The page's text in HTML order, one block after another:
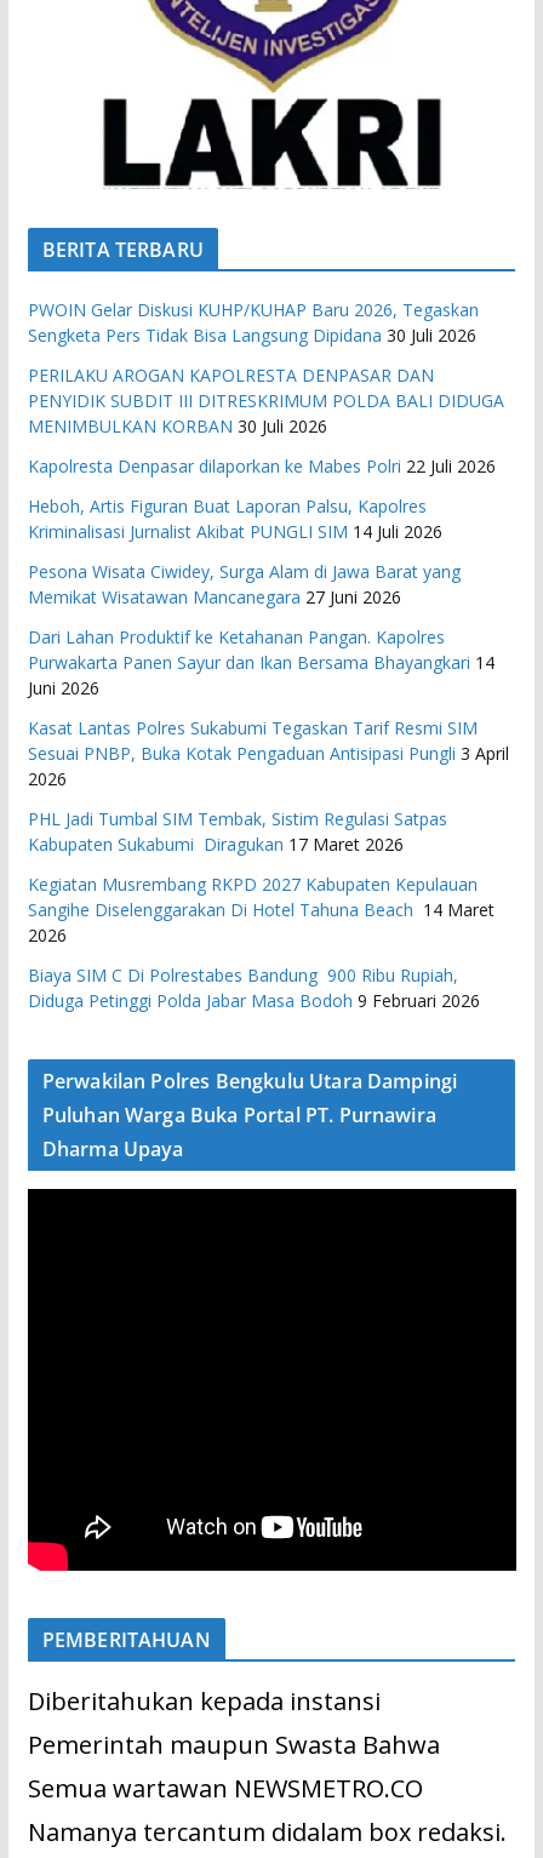
BERITA TERBARU
PWOIN Gelar Diskusi KUHP/KUHAP Baru 2026, Tegaskan
Sengketa Pers Tidak Bisa Langsung Dipidana 30 Juli 2026
PERILAKU AROGAN KAPOLRESTA DENPASAR DAN
PENYIDIK SUBDIT III DITRESKRIMUM POLDA BALI DIDUGA
MENIMBULKAN KORBAN 30 Juli 2026
Kapolresta Denpasar dilaporkan ke Mabes Polri 22 Juli 2026
Heboh, Artis Figuran Buat Laporan Palsu, Kapolres
Kriminalisasi Jurnalist Akibat PUNGLI SIM 14 Juli 2026
Pesona Wisata Ciwidey, Surga Alam di Jawa Barat yang
Memikat Wisatawan Mancanegara 27 Juni 2026
Dari Lahan Produktif ke Ketahanan Pangan. Kapolres
Purwakarta Panen Sayur dan Ikan Bersama Bhayangkari 14
Juni 2026
Kasat Lantas Polres Sukabumi Tegaskan Tarif Resmi SIM
Sesuai PNBP, Buka Kotak Pengaduan Antisipasi Pungli 3 April
2026
PHL Jadi Tumbal SIM Tembak, Sistim Regulasi Satpas
Kabupaten Sukabumi Diragukan 17 Maret 2026
Kegiatan Musrembang RKPD 2027 ​Kabupaten Kepulauan
Sangihe Diselenggarakan Di Hotel Tahuna Beach 14 Maret
2026
Biaya SIM C Di Polrestabes Bandung 900 Ribu Rupiah,
Diduga Petinggi Polda Jabar Masa Bodoh 9 Februari 2026
Perwakilan Polres Bengkulu Utara Dampingi
Puluhan Warga Buka Portal PT. Purnawira
Dharma Upaya
PEMBERITAHUAN
Diberitahukan kepada instansi
Pemerintah maupun Swasta Bahwa
Semua wartawan NEWSMETRO.CO
Namanya tercantum didalam box redaksi.